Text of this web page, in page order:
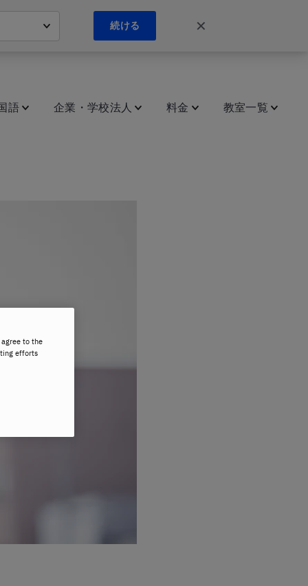
続ける ✕
語 企業・学校法人 料金 教室一覧
to the
efforts